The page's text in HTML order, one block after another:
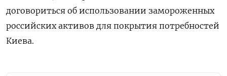
договориться об использовании замороженных
российских активов для покрытия потребностей
Киева.